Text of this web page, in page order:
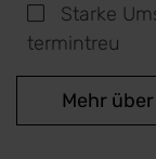
Starke
termintreu
Mehr